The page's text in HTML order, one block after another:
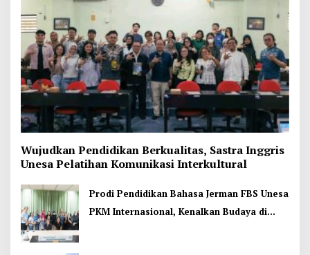
Wujudkan Pendidikan Berkualitas, Sastra Inggris
Unesa Pelatihan Komunikasi Interkultural
Prodi Pendidikan Bahasa Jerman FBS Unesa
PKM Internasional, Kenalkan Budaya di